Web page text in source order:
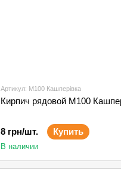
Артикул: М100 Кашперівка
Кирпич рядовой М100
8 грн/шт. Купить
В наличии